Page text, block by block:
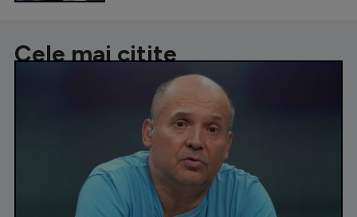
Cele mai citite